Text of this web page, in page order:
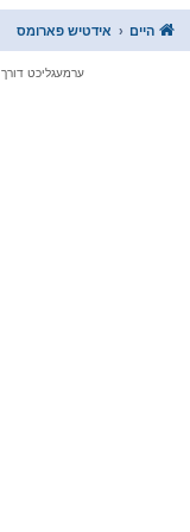
היים אידטיש פארומס
ערמעגליכט דורך